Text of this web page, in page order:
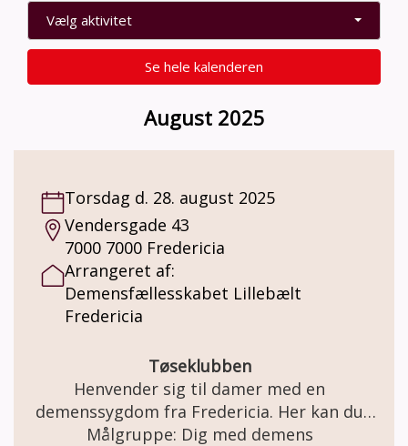
Vælg aktivitet
Se hele kalenderen
August 2025
Torsdag d. 28. august 2025
Vendersgade 43
7000 7000 Fredericia
Arrangeret af:
Demensfællesskabet Lillebælt
Fredericia
Tøseklubben
Henvender sig til damer med en
demenssygdom fra Fredericia. Her kan du
møde ligesindede og blive en del af et
Målgruppe: Dig med demens